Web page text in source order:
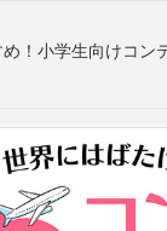
！小学生向けコン